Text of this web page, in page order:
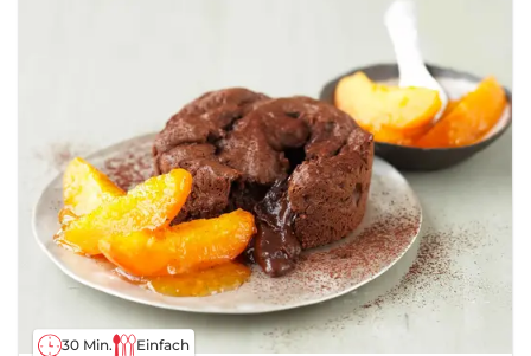
30 Min. Einfach